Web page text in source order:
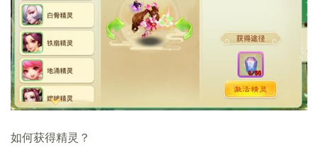
如何获得精灵？